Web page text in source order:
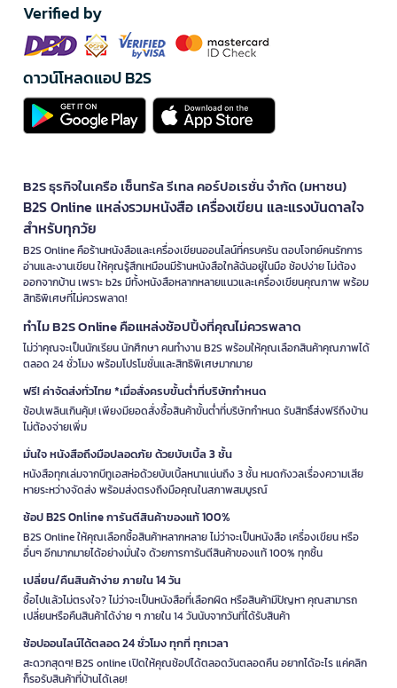
Verified by
ดาวน์โหลดแอป B2S
B2S ธุรกิจในเครือ เซ็นทรัล รีเทล คอร์ปอเรชั่น จำกัด (มหาชน)
B2S Online แหล่งรวมหนังสือ เครื่องเขียน และแรงบันดาลใจ
สำหรับทุกวัย
B2S Online คือร้านหนังสือและเครื่องเขียนออนไลน์ที่ครบครัน ตอบโจทย์คนรักการ
อ่านและงานเขียน ให้คุณรู้สึกเหมือนมีร้านหนังสือใกล้ฉันอยู่ในมือ ช้อปง่าย ไม่ต้อง
ออกจากบ้าน เพราะ b2s มีทั้งหนังสือหลากหลายแนวและเครื่องเขียนคุณภาพ พร้อม
สิทธิพิเศษที่ไม่ควรพลาด!
ทำไม B2S Online คือแหล่งช้อปปิ้งที่คุณไม่ควรพลาด
ไม่ว่าคุณจะเป็นนักเรียน นักศึกษา คนทำงาน B2S พร้อมให้คุณเลือกสินค้าคุณภาพได้
ตลอด 24 ชั่วโมง พร้อมโปรโมชั่นและสิทธิพิเศษมากมาย
ฟรี! ค่าจัดส่งทั่วไทย *เมื่อสั่งครบขั้นต่ำที่บริษัทกำหนด
ช้อปเพลินเกินคุ้ม! เพียงมียอดสั่งซื้อสินค้าขั้นต่ำที่บริษัทกำหนด รับสิทธิ์ส่งฟรีถึงบ้าน
ไม่ต้องจ่ายเพิ่ม
มั่นใจ หนังสือถึงมือปลอดภัย ด้วยบับเบิ้ล 3 ชั้น
หนังสือทุกเล่มจากบีทูเอสห่อด้วยบับเบิ้ลหนาแน่นถึง 3 ชั้น หมดกังวลเรื่องความเสีย
หายระหว่างจัดส่ง พร้อมส่งตรงถึงมือคุณในสภาพสมบูรณ์
ช้อป B2S Online การันตีสินค้าของแท้ 100%
B2S Online ให้คุณเลือกซื้อสินค้าหลากหลาย ไม่ว่าจะเป็นหนังสือ เครื่องเขียน หรือ
อื่นๆ อีกมากมายได้อย่างมั่นใจ ด้วยการการันตีสินค้าของแท้ 100% ทุกชิ้น
เปลี่ยน/คืนสินค้าง่าย ภายใน 14 วัน
ซื้อไปแล้วไม่ตรงใจ? ไม่ว่าจะเป็นหนังสือที่เลือกผิด หรือสินค้ามีปัญหา คุณสามารถ
เปลี่ยนหรือคืนสินค้าได้ง่าย ๆ ภายใน 14 วันนับจากวันที่ได้รับสินค้า
ช้อปออนไลน์ได้ตลอด 24 ชั่วโมง ทุกที่ ทุกเวลา
สะดวกสุดๆ! B2S online เปิดให้คุณช้อปได้ตลอดวันตลอดคืน อยากได้อะไร แค่คลิก
ก็รอรับสินค้าที่บ้านได้เลย!